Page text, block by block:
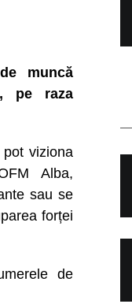
muncă
pe raza
viziona
Alba,
sau se
forței
de